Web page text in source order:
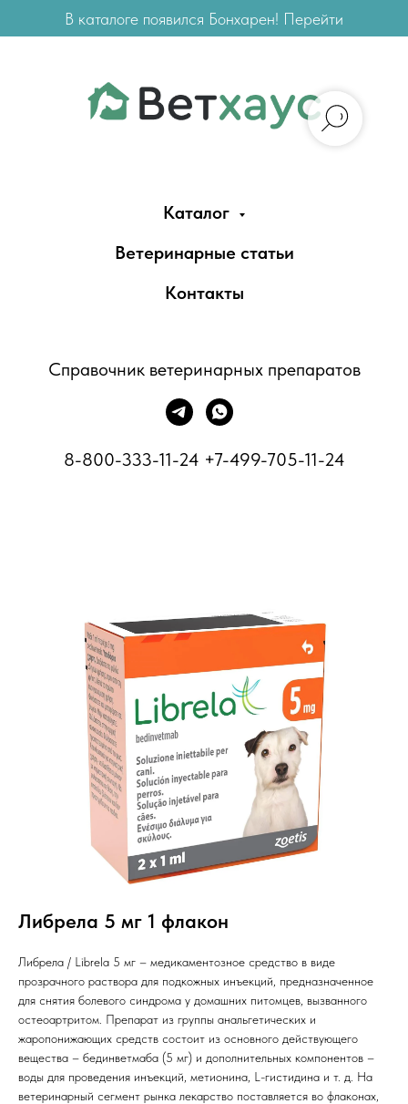
В каталоге появился Бонхарен! Перейти
Каталог
Ветеринарные статьи
Контакты
Справочник ветеринарных препаратов
8-800-333-11-24 +7-499-705-11-24
Либрела 5 мг 1 флакон
Либрела / Librela 5 мг – медикаментозное средство в виде
прозрачного раствора для подкожных инъекций, предназначенное
для снятия болевого синдрома у домашних питомцев, вызванного
остеоартритом. Препарат из группы анальгетических и
жаропонижающих средств состоит из основного действующего
вещества – бединветмаба (5 мг) и дополнительных компонентов –
воды для проведения инъекций, метионина, L-гистидина и т. д. На
ветеринарный сегмент рынка лекарство поставляется во флаконах,